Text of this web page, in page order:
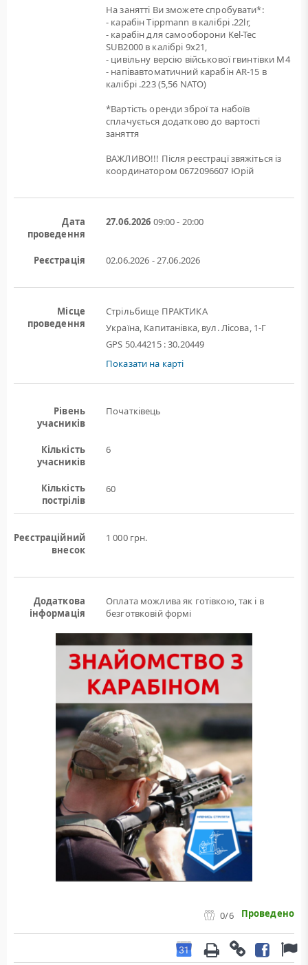
На занятті Ви зможете спробувати*:
- карабін Tippmann в калібрі .22lr,
- карабін для самооборони Kel-Tec
SUB2000 в калібрі 9х21,
- цивільну версію військової гвинтівки M4
- напівавтоматичний карабін AR-15 в
калібрі .223 (5,56 NATO)
*Вартість оренди зброї та набоїв
сплачується додатково до вартості
заняття
ВАЖЛИВО!!! Після реєстрацї звяжіться із
координатором 0672096607 Юрій
Дата
проведення
27.06.2026 09:00 - 20:00
Реєстрація 02.06.2026 - 27.06.2026
Місце
проведення
Стрільбище ПРАКТИКА
Україна, Капитанівка, вул. Лісова, 1-Г
GPS 50.44215 : 30.20449
Показати на карті
Рівень
учасників
Початківець
Кількість
учасників
6
Кількість
пострілів
60
Реєстраційний
внесок
1 000 грн.
Додаткова
інформація
Оплата можлива як готівкою, так і в
безготвковій формі
0/6 Проведено